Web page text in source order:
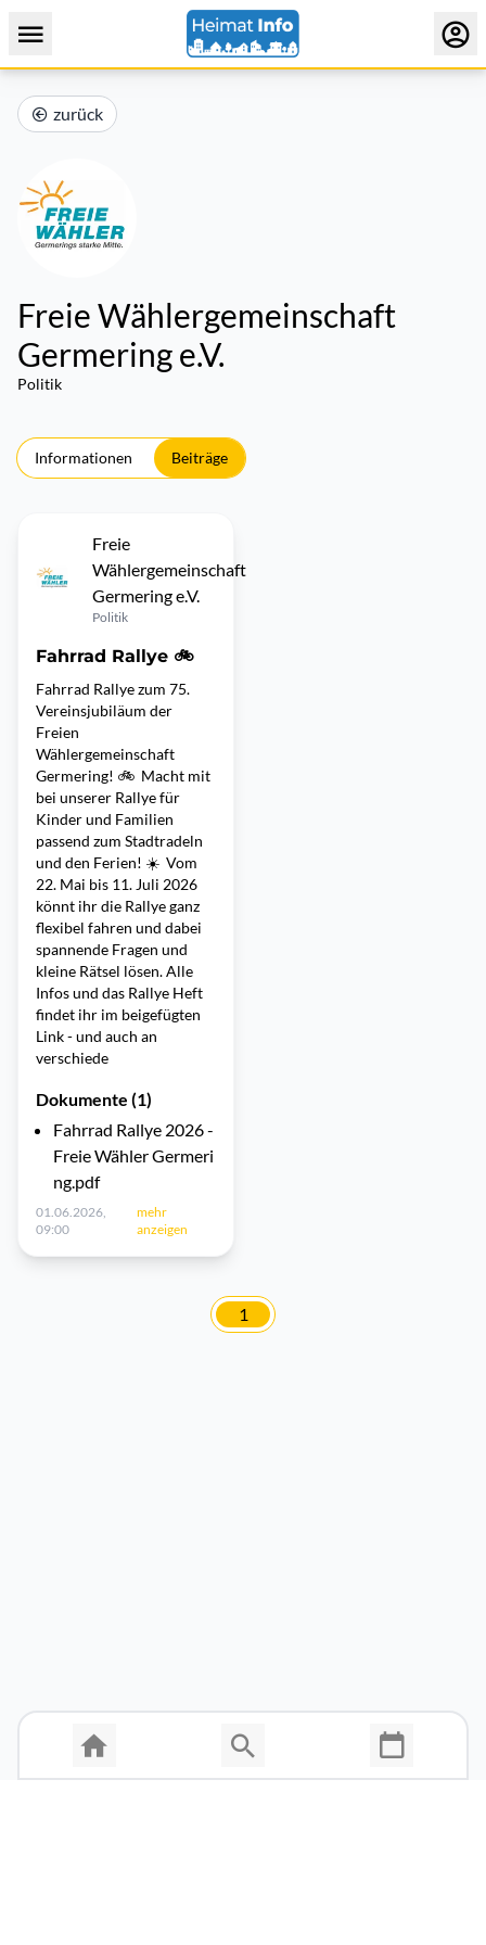
zurück
Freie Wählergemeinschaft
Germering e.V.
Politik
Informationen Beiträge
Freie
Wählergemeinschaft
Germering e.V.
Politik
Fahrrad Rallye 🚲
Fahrrad Rallye zum 75.
Vereinsjubiläum der
Freien
Wählergemeinschaft
Germering! 🚲 Macht mit
bei unserer Rallye für
Kinder und Familien
passend zum Stadtradeln
und den Ferien! ☀️ Vom
22. Mai bis 11. Juli 2026
könnt ihr die Rallye ganz
flexibel fahren und dabei
spannende Fragen und
kleine Rätsel lösen. Alle
Infos und das Rallye Heft
findet ihr im beigefügten
Link - und auch an
verschiede
Dokumente (1)
Fahrrad Rallye 2026 -
Freie Wähler Germeri
ng.pdf
01.06.2026,
09:00
mehr
anzeigen
1